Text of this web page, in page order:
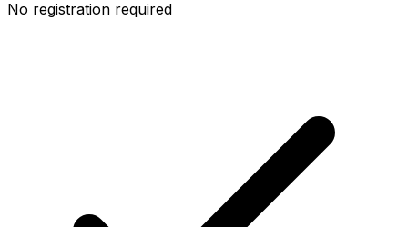
No registration required